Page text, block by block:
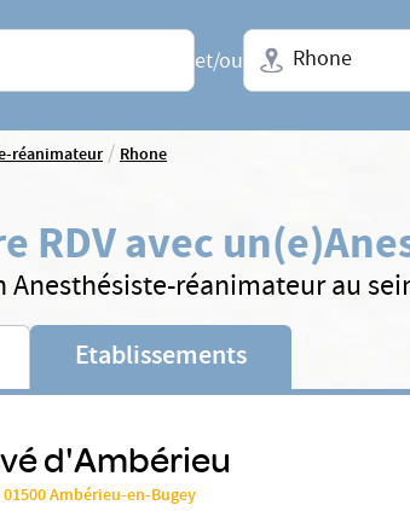
et/ou
Ville + N° de
réanimateur/Rhone
RDV avec un(e)
Anesthésiste-réanimateur au
Etablissements
d'Ambérieu
01500 Ambérieu-en-Bugey